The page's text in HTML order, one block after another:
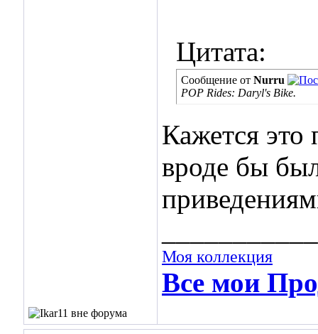
Цитата:
Сообщение от Nurru
POP Rides: Daryl's Bike.
Кажется это
вроде бы
Моя коллекция
Все мои